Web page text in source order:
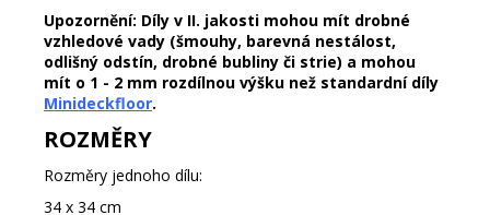
Upozornění: Díly v II. jakosti mohou mít drobné
vzhledové vady (šmouhy, barevná nestálost,
odlišný odstín, drobné bubliny či strie) a mohou
mít o 1 - 2 mm rozdílnou výšku než standardní díly
Minideckfloor.
ROZMĚRY
Rozměry jednoho dílu:
34 x 34 cm